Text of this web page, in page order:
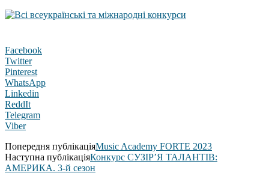
Facebook
Twitter
Pinterest
WhatsApp
Linkedin
ReddIt
Telegram
Viber
Попередня публікаціяMusic Academy FORTE 2023
Наступна публікаціяКонкурс СУЗІР’Я ТАЛАНТІВ:
АМЕРИКА. 3-й сезон